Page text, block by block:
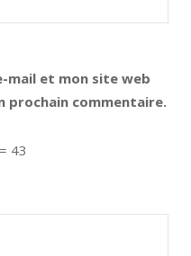
mail et mon site web
prochain commentaire.
= 43